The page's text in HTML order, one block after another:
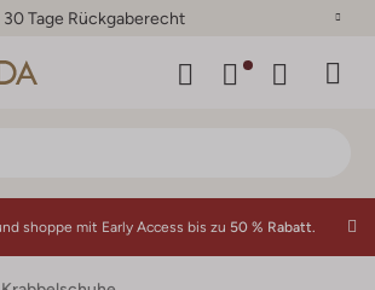
30 Tage Rückgaberecht
shoppe mit Early Access bis zu 50 % Rabatt.